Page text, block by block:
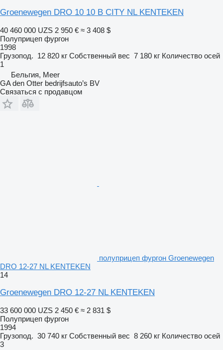
Groenewegen DRO 10 10 B CITY NL KENTEKEN
40 460 000 UZS 2 950 € ≈ 3 408 $
Полуприцеп фургон
1998
Грузопод. 12 820 кг Собственный вес 7 180 кг Количество осей
1
Бельгия, Meer
GA den Otter bedrijfsauto’s BV
Связаться с продавцом
полуприцеп фургон Groenewegen
DRO 12-27 NL KENTEKEN
14
Groenewegen DRO 12-27 NL KENTEKEN
33 600 000 UZS 2 450 € ≈ 2 831 $
Полуприцеп фургон
1994
Грузопод. 30 740 кг Собственный вес 8 260 кг Количество осей
3